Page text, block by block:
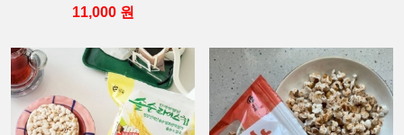
11,000 원